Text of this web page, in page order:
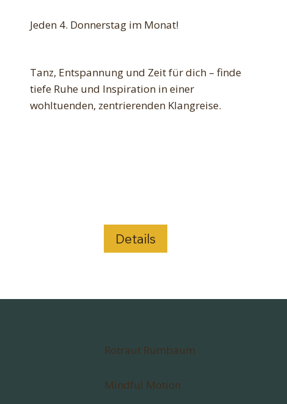
Jeden 4. Donnerstag im Monat!
Tanz, Entspannung und Zeit für dich – finde
tiefe Ruhe und Inspiration in einer
wohltuenden, zentrierenden Klangreise.
Details
Rotraut Rumbaum
Mindful Motion